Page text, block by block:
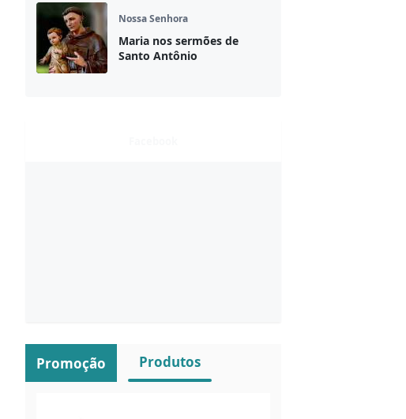
Promoção Produtos
Nossa Senhora
Maria nos sermões de
Santo Antônio